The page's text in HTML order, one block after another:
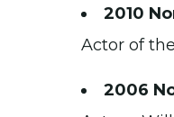
2010
Actor of
2006